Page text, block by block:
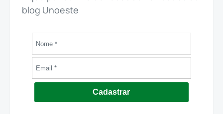
blog Unoeste
Cadastrar